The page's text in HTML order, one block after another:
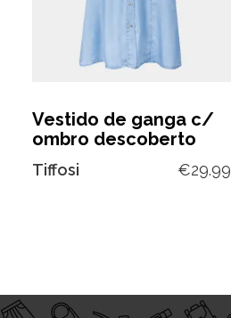
Vestido de ganga c/
ombro descoberto
Tiffosi €29.99